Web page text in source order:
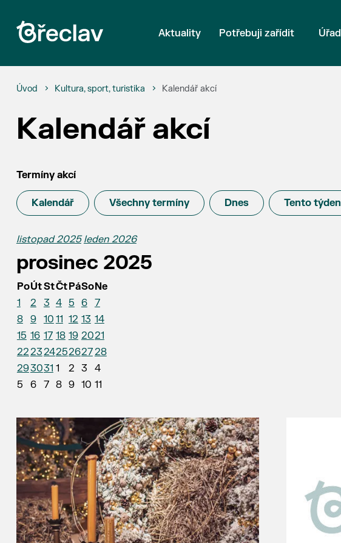
Aktuality Potřebuji zařídit Úřad
Úvod Kultura, sport, turistika Kalendář akcí
Kalendář akcí
Termíny akcí
Kalendář Všechny termíny Dnes Tento týden
listopad 2025 leden 2026
prosinec 2025
PoÚtStČtPáSoNe
1
2 3 4 5 6
7
8
9 10 11 12 13 14
15 16 17 18 19 2021
22232425262728
293031 1 2 3
4
5
6 7 8 9 10 11